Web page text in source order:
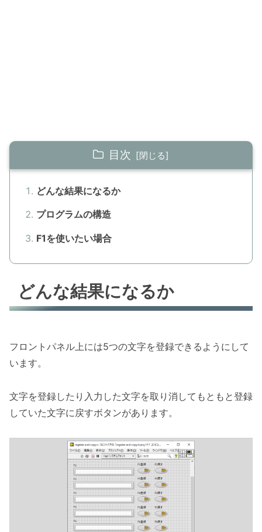
目次
どんな結果になるか
プログラムの構造
F1を使いたい場合
どんな結果になるか
フロントパネル上には5つの文字を登録できるようにして
います。
文字を登録したり入力した文字を取り消してもともと登録
していた文字に戻すボタンがあります。